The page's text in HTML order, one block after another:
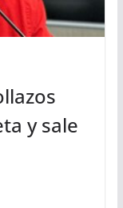
y sale